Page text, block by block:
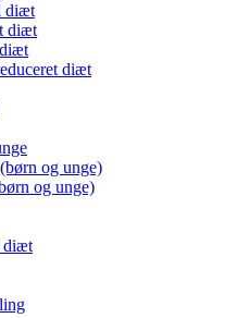
diæt
diæt
diæt
og unge)
og unge)
diæt